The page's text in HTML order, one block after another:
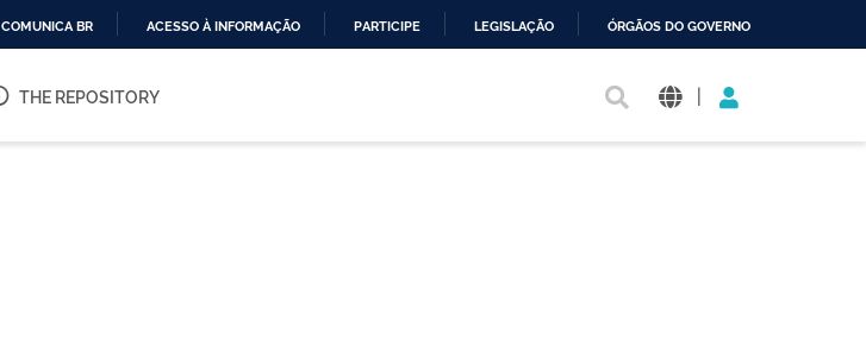
O
COMUNICA BR ACESSO À INFORMAÇÃO PARTICIPE LEGISLAÇÃO ÓRGÃOS DO GOVERNO
THE REPOSITORY |